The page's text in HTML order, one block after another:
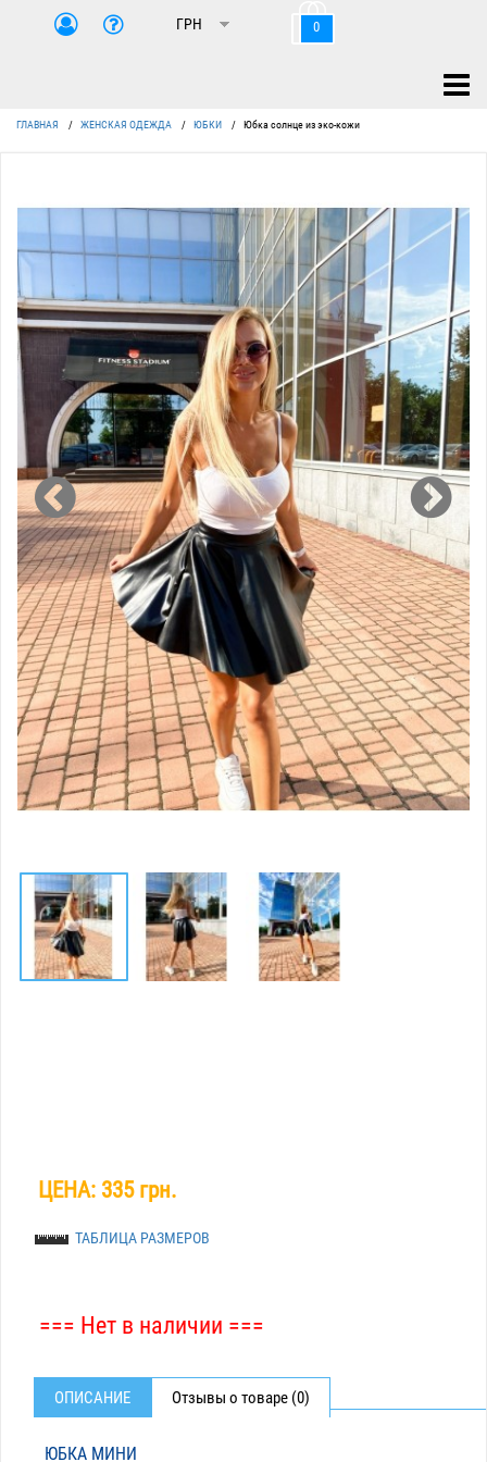
0
ГЛАВНАЯ / ЖЕНСКАЯ ОДЕЖДА / ЮБКИ / Юбка солнце из эко-кожи
ЦЕНА: 335 грн.
ТАБЛИЦА РАЗМЕРОВ
=== Нет в наличии ===
ОПИСАНИЕ Отзывы о товаре (0)
ЮБКА МИНИ